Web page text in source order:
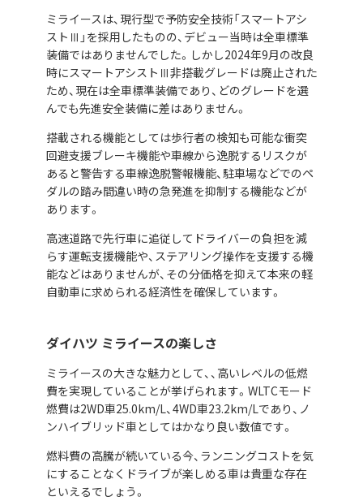
ミライースは、現行型で予防安全技術「スマートアシ
ストⅢ」を採用したものの、デビュー当時は全車標準
装備ではありませんでした。しかし2024年9月の改良
時にスマートアシストⅢ非搭載グレードは廃止された
ため、現在は全車標準装備であり、どのグレードを選
んでも先進安全装備に差はありません。
搭載される機能としては歩行者の検知も可能な衝突
回避支援ブレーキ機能や車線から逸脱するリスクが
あると警告する車線逸脱警報機能、駐車場などでのペ
ダルの踏み間違い時の急発進を抑制する機能などが
あります。
高速道路で先行車に追従してドライバーの負担を減
らす運転支援機能や、ステアリング操作を支援する機
能などはありませんが、その分価格を抑えて本来の軽
自動車に求められる経済性を確保しています。
ダイハツ ミライースの楽しさ
ミライースの大きな魅力として、、高いレベルの低燃
費を実現していることが挙げられます。WLTCモード
燃費は2WD車25.0km/L、4WD車23.2km/Lであり、ノ
ンハイブリッド車としてはかなり良い数値です。
燃料費の高騰が続いている今、ランニングコストを気
にすることなくドライブが楽しめる車は貴重な存在
といえるでしょう。